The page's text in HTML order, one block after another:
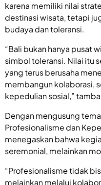
karena memiliki nilai
destinasi wisata, tetapi
budaya dan toleransi.
“Bali bukan hanya pusat
simbol toleransi. Nilai itu
yang terus berusaha
membangun kolaborasi,
kepedulian sosial,”
Dengan mengusung
Profesionalisme dan
menegaskan bahwa
seremonial, melainkan
“Profesionalisme tidak
melainkan melalui